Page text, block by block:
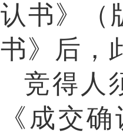
认书》（
书》后，
竞得人
《成交